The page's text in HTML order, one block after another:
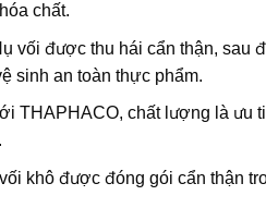
chất.
vối được thu hái cẩn thận, sau
sinh an toàn thực phẩm.
THAPHACO, chất lượng là ưu
khô được đóng gói cẩn thận